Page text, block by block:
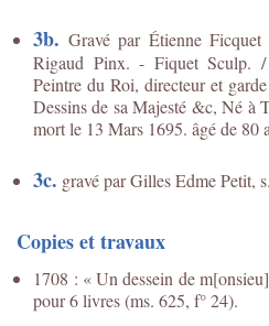
3b. Gravé par Étienne
Rigaud Pinx. - Fiquet
Peintre du Roi, directeur et
Dessins de sa Majesté &c, Né à
mort le 13 Mars 1695. âgé de 80
3c. gravé par Gilles Edme Petit,
Copies et travaux
1708 : « Un dessein de
pour 6 livres (ms. 625, f° 24).